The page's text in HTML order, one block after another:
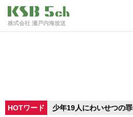
株式会社 瀬戸内海放送
HOTワード 少年19人にわいせつの罪